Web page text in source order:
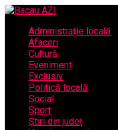
Administrație locală
Afaceri
Cultură
Eveniment
Exclusiv
Politică locală
Social
Sport
Știri din județ